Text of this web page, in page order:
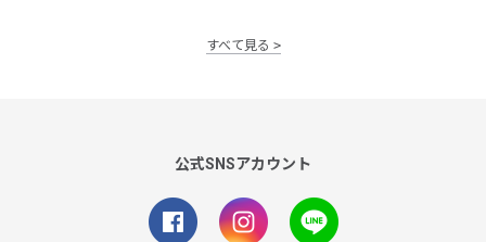
すべて見る
公式SNSアカウント